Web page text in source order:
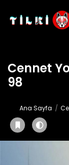
Cennet
98
Ana Sayfa